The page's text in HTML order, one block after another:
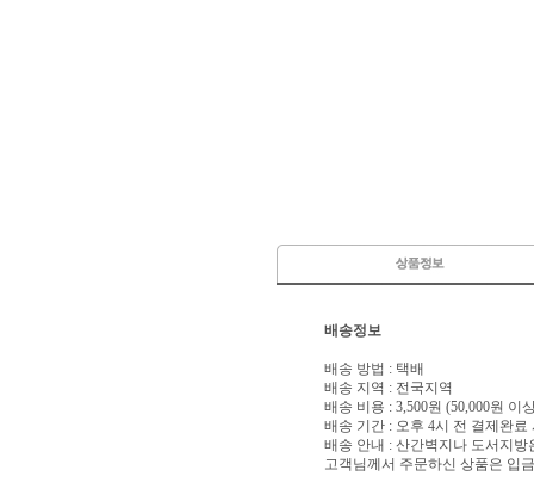
배송정보
배송 방법 : 택배
배송 지역 : 전국지역
배송 비용 : 3,500원 (50,000원 이
배송 기간 : 오후 4시 전 결제완료
배송 안내 : 산간벽지나 도서지
고객님께서 주문하신 상품은 입